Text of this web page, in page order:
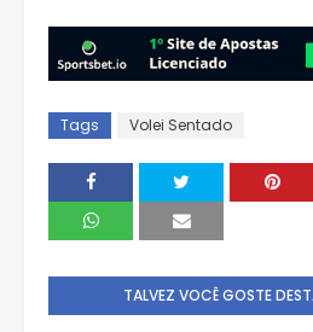
Tags Volei Sentado
TALVEZ VOCÊ GOSTE